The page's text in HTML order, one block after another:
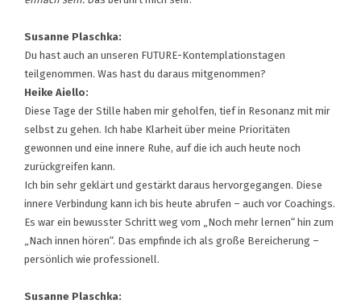
Susanne Plaschka:
Du hast auch an unseren FUTURE-Kontemplationstagen
teilgenommen. Was hast du daraus mitgenommen?
Heike Aiello:
Diese Tage der Stille haben mir geholfen, tief in Resonanz mit mir
selbst zu gehen. Ich habe Klarheit über meine Prioritäten
gewonnen und eine innere Ruhe, auf die ich auch heute noch
zurückgreifen kann.
Ich bin sehr geklärt und gestärkt daraus hervorgegangen. Diese
innere Verbindung kann ich bis heute abrufen – auch vor Coachings.
Es war ein bewusster Schritt weg vom „Noch mehr lernen“ hin zum
„Nach innen hören“. Das empfinde ich als große Bereicherung –
persönlich wie professionell.
Susanne Plaschka: